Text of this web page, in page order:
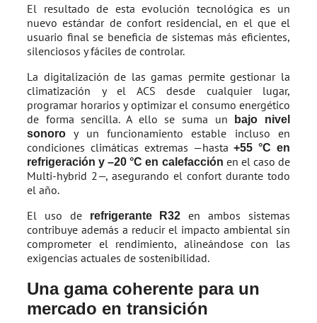
El resultado de esta evolución tecnológica es un
nuevo estándar de confort residencial, en el que el
usuario final se beneficia de sistemas más eficientes,
silenciosos y fáciles de controlar.
La digitalización de las gamas permite gestionar la
climatización y el ACS desde cualquier lugar,
programar horarios y optimizar el consumo energético
de forma sencilla. A ello se suma un
bajo nivel
sonoro y un funcionamiento estable incluso en
condiciones climáticas extremas —hasta+55 °C en
refrigeración y –20 °C en calefacción en el caso de
Multi-hybrid 2—, asegurando el confort durante todo
el año.
El uso de
refrigerante R32
en ambos sistemas
contribuye además a reducir el impacto ambiental sin
comprometer el rendimiento, alineándose con las
exigencias actuales de sostenibilidad.
Una gama coherente para un
mercado en transición